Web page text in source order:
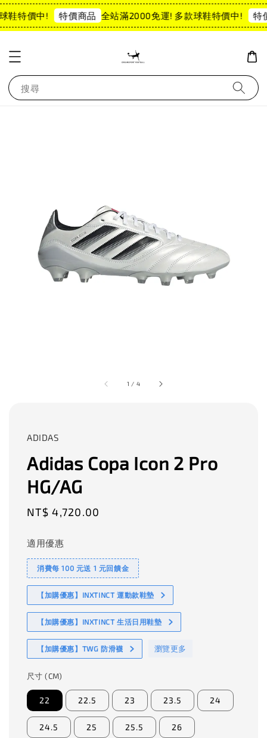
鞋特價中! 特價商品 全站滿2000免運! 多款球鞋特價中! 特
搜尋
1 / 4
ADIDAS
Adidas Copa Icon 2 Pro
HG/AG
Regular
NT$ 4,720.00
適用優惠
消費每 100 元送 1 元回饋金
【加購優惠】INXTINCT 運動款鞋墊
【加購優惠】INXTINCT 生活日用鞋墊
【加購優惠】TWG 防滑襪 瀏覽更多
尺寸 (CM)
22 22.5 23 23.5 24
24.5 25 25.5 26